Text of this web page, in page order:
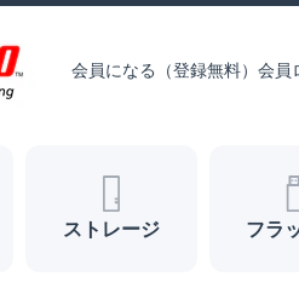
会員になる（登録無料） 会員
ストレージ フラ